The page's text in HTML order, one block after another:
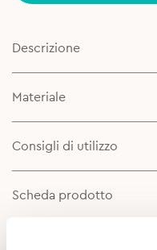
Descrizione
Materiale
Consigli di utilizzo
Scheda prodotto